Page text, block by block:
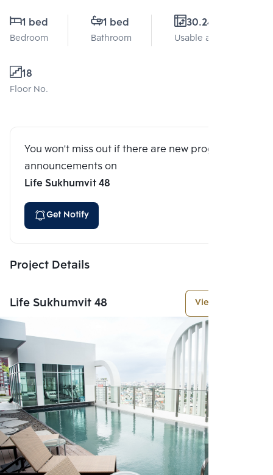
1 bed
Bedroom
1 bed
Bathroom
30.24 Sq.m.
Usable area
18
Floor No.
You won't miss out if there are new program
announcements on
Life Sukhumvit 48
Get Notify
Project Details
Life Sukhumvit 48 View More